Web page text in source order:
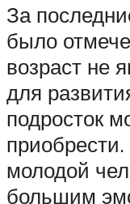
За
было
возраст не
для
подросток
молодой
большим